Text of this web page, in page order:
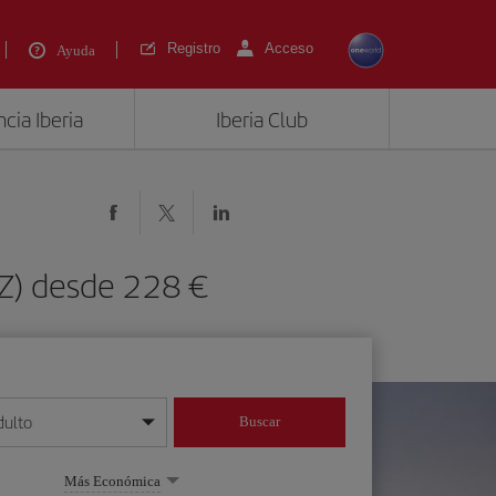
Ayuda Registro Acceso
Iberia Iberia Club
desde 228 €
mes/año
Buscar
Más Económica